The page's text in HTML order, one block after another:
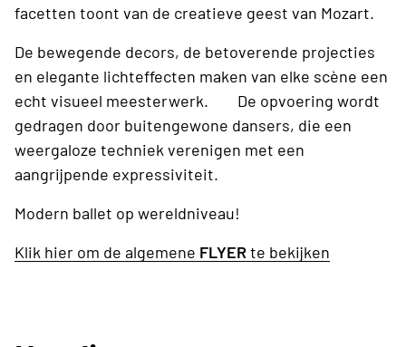
facetten toont van de creatieve geest van Mozart.
De bewegende decors, de betoverende projecties
en elegante lichteffecten maken van elke scène een
echt visueel meesterwerk. De opvoering wordt
gedragen door buitengewone dansers, die een
weergaloze techniek verenigen met een
aangrijpende expressiviteit.
Modern ballet op wereldniveau!
Klik hier om de algemene FLYERte bekijken